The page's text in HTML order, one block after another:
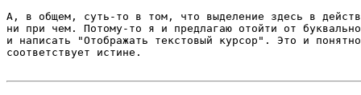
А, в общем, суть-то в том, что выделение здесь в
ни при чем. Потому-то я и предлагаю отойти от
и написать "Отображать текстовый курсор". Это и
соответствует истине.